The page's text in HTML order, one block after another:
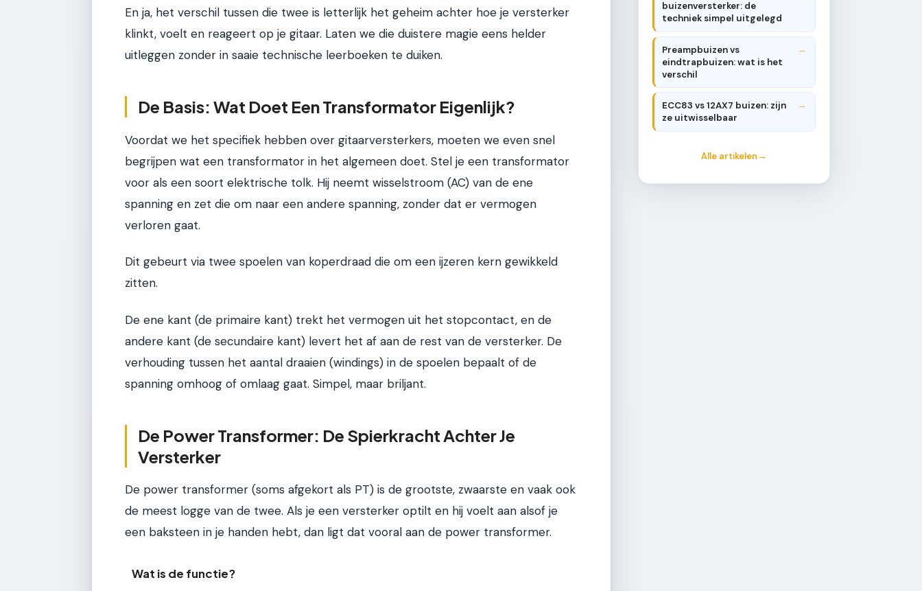
En ja, het verschil tussen die twee is letterlijk het geheim achter hoe je versterker
klinkt, voelt en reageert op je gitaar. Laten we die duistere magie eens helder
uitleggen zonder in saaie technische leerboeken te duiken.
De Basis: Wat Doet Een Transformator Eigenlijk?
Voordat we het specifiek hebben over gitaarversterkers, moeten we even snel
begrijpen wat een transformator in het algemeen doet. Stel je een transformator
voor als een soort elektrische tolk. Hij neemt wisselstroom (AC) van de ene
spanning en zet die om naar een andere spanning, zonder dat er vermogen
verloren gaat.
Dit gebeurt via twee spoelen van koperdraad die om een ijzeren kern gewikkeld
zitten.
De ene kant (de primaire kant) trekt het vermogen uit het stopcontact, en de
andere kant (de secundaire kant) levert het af aan de rest van de versterker. De
verhouding tussen het aantal draaien (windings) in de spoelen bepaalt of de
spanning omhoog of omlaag gaat. Simpel, maar briljant.
De Power Transformer: De Spierkracht Achter Je
Versterker
De power transformer (soms afgekort als PT) is de grootste, zwaarste en vaak ook
de meest logge van de twee. Als je een versterker optilt en hij voelt aan alsof je
een baksteen in je handen hebt, dan ligt dat vooral aan de power transformer.
Wat is de functie?
buizenversterker: de
techniek simpel uitgelegd
Preampbuizen vs
eindtrapbuizen: wat is het
verschil
ECC83 vs 12AX7 buizen: zijn
ze uitwisselbaar
Alle artikelen